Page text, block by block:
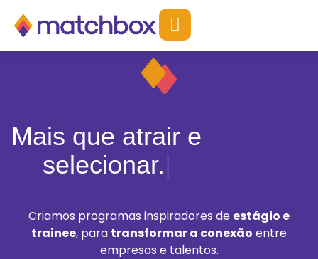
Mais que atrair e
selecionar.
Criamos programas inspiradores de estágio e
trainee, para transformar a conexão entre
empresas e talentos.